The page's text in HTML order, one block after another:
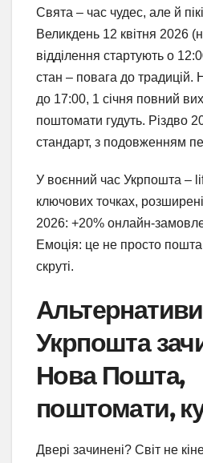
Свята – час чудес, але й
Великдень 12 квітня 2026
відділення стартують о
стан – повага до традицій.
до 17:00, 1 січня повний
поштомати гудуть. Різдво
стандарт, з подовженням
У воєнний час Укрпошта –
ключових точках,
2026: +20% онлайн-
Емоція: це не просто
скруті.
Укрпошта
Нова Пошта,
поштомати,
Двері зачинені? Світ не